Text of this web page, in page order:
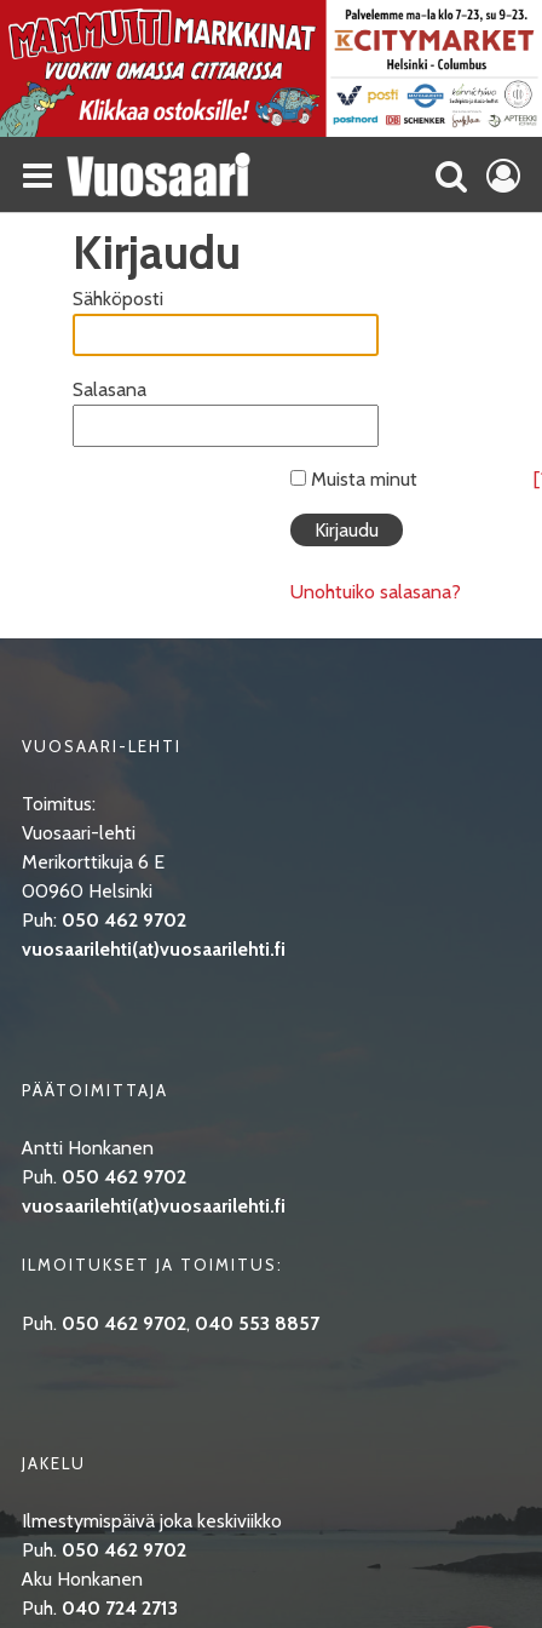
Kirjaudu
Sähköposti
Salasana
Muista minut
Unohtuiko salasana?
VUOSAARI-LEHTI
Toimitus:
Vuosaari-lehti
Merikorttikuja 6 E
00960 Helsinki
Puh: 050 462 9702
vuosaarilehti(at)vuosaarilehti.fi
PÄÄTOIMITTAJA
Antti Honkanen
Puh. 050 462 9702
vuosaarilehti(at)vuosaarilehti.fi
ILMOITUKSET JA TOIMITUS:
Puh. 050 462 9702, 040 553 8857
JAKELU
Ilmestymispäivä joka keskiviikko
Puh. 050 462 9702
Aku Honkanen
Puh. 040 724 2713